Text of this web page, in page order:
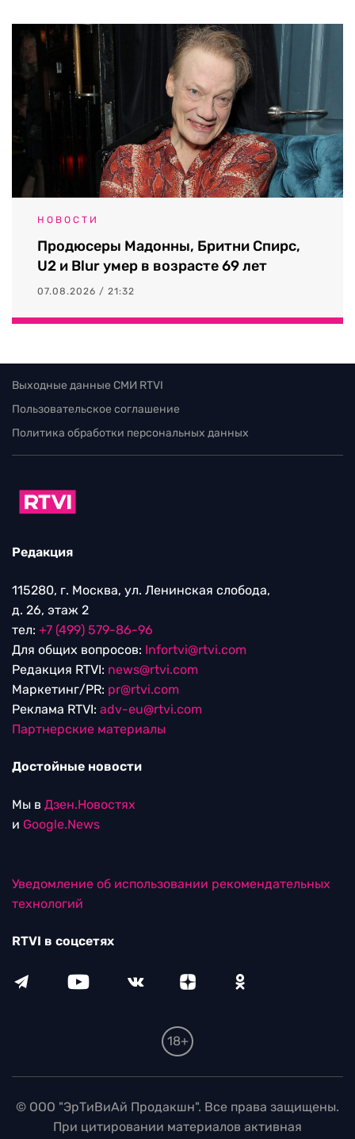
НОВОСТИ
Продюсеры Мадонны, Бритни Спирс,
U2 и Blur умер в возрасте 69 лет
07.08.2026 / 21:32
Выходные данные СМИ RTVI
Пользовательское соглашение
Политика обработки персональных данных
Редакция
115280, г. Москва, ул. Ленинская слобода,
д. 26, этаж 2
тел: +7 (499) 579-86-96
Для общих вопросов: Infortvi@rtvi.com
Редакция RTVI: news@rtvi.com
Маркетинг/PR: pr@rtvi.com
Реклама RTVI: adv-eu@rtvi.com
Партнерские материалы
Достойные новости
Мы в Дзен.Новостях
и Google.News
Уведомление об использовании рекомендательных
технологий
RTVI в соцсетях
18+
© ООО "ЭрТиВиАй Продакшн". Все права защищены.
При цитировании материалов активная